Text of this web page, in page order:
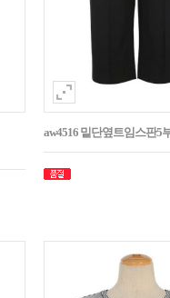
aw4516 밑단옆트임스판5